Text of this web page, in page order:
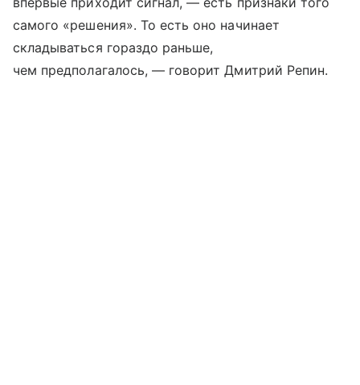
самого «решения». То есть оно начинает
складываться гораздо раньше,
чем предполагалось, — говорит Дмитрий Репин.